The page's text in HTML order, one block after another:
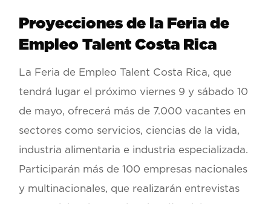
Proyecciones de la Feria de
Empleo Talent Costa Rica
La Feria de Empleo Talent Costa Rica, que
tendrá lugar el próximo viernes 9 y sábado 10
de mayo, ofrecerá más de 7.000 vacantes en
sectores como servicios, ciencias de la vida,
industria alimentaria e industria especializada.
Participarán más de 100 empresas nacionales
y multinacionales, que realizarán entrevistas